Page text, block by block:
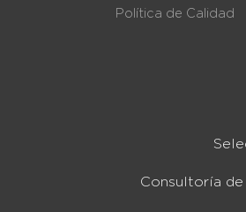
Política de Calidad
Consultoría de